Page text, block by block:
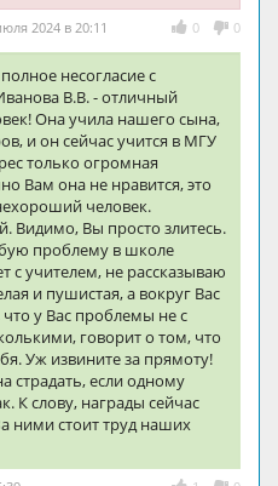
0 0
2024 в 20:11
несогласие с
В.В. - отличный
Она учила нашего сына,
и он сейчас учится в МГУ
только огромная
Вам она не нравится, это
человек.
Видимо, Вы просто злитесь.
проблему в школе
с учителем, не рассказываю
и пушистая, а вокруг Вас
у Вас проблемы не с
говорит о том, что
Уж извините за прямоту!
если одному
К слову, награды сейчас
ними стоит труд наших